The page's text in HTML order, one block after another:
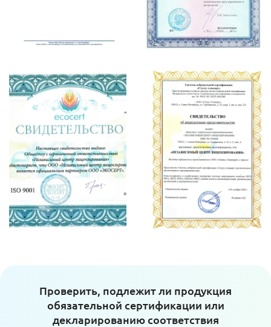
Проверить, подлежит ли продукция
обязательной сертификации или
декларированию соответствия